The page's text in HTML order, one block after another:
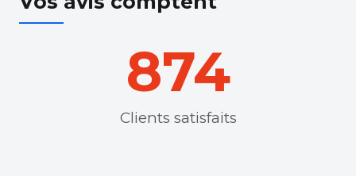
Clients satisfaits
874